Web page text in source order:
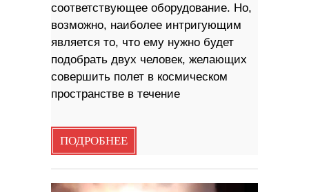
соответствующее оборудование. Но,
возможно, наиболее интригующим
является то, что ему нужно будет
подобрать двух человек, желающих
совершить полет в космическом
пространстве в течение
ПОДРОБНЕЕ